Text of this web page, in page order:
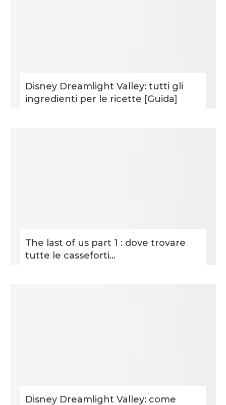
Disney Dreamlight Valley: tutti gli
ingredienti per le ricette [Guida]
The last of us part 1 : dove trovare
tutte le casseforti...
Disney Dreamlight Valley: come